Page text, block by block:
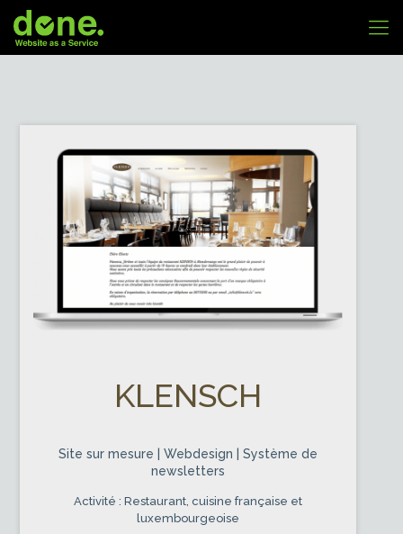
KLENSCH
Site sur mesure | Webdesign | Système de
newsletters
Activité : Restaurant, cuisine française et
luxembourgeoise